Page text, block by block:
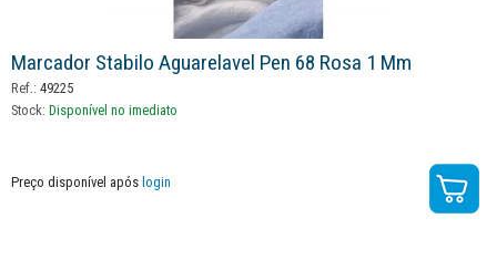
Marcador Stabilo Aguarelavel Pen 68 Rosa 1 Mm
Ref.: 49225
Stock: Disponível no imediato
Preço disponível após login